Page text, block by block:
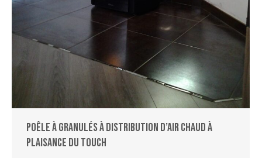
Poêle à granulés à distribution d’air chaud à
Plaisance du Touch